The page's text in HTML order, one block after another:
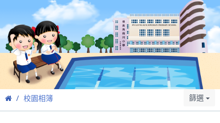
校園相簿 篩選